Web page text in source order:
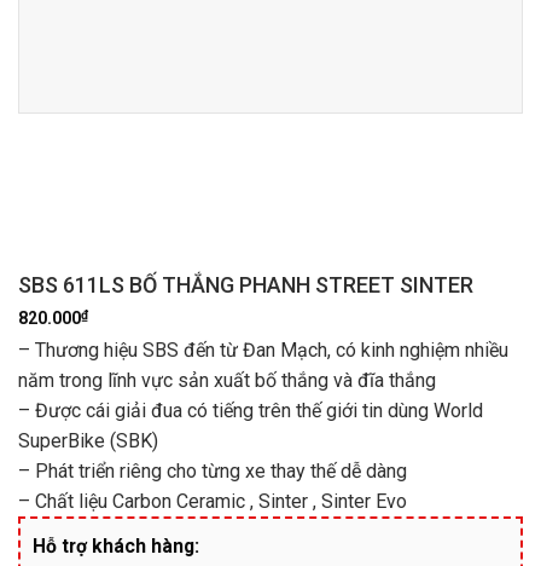
SBS 611LS BỐ THẮNG PHANH STREET SINTER
820.000₫
– Thương hiệu SBS đến từ Đan Mạch, có kinh nghiệm nhiều
năm trong lĩnh vực sản xuất bố thắng và đĩa thắng
– Được cái giải đua có tiếng trên thế giới tin dùng World
SuperBike (SBK)
– Phát triển riêng cho từng xe thay thế dễ dàng
– Chất liệu Carbon Ceramic , Sinter , Sinter Evo
Hỗ trợ khách hàng: